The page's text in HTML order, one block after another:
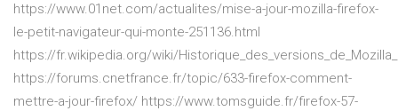
https://www.01net.com/actualites/mise-a-jour-mozilla-firefox-
le-petit-navigateur-qui-monte-251136.html
https://fr.wikipedia.org/wiki/
https://forums.cnetfrance.fr/topic/633-firefox-comment-
mettre-a-jour-firefox/ https://www.tomsguide.fr/firefox-57-